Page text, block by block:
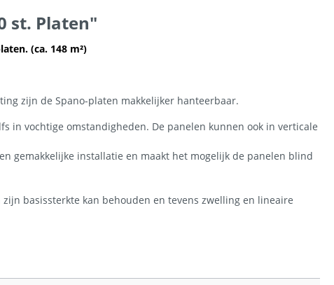
st. Platen"
(ca. 148 m²)
zijn de Spano-platen makkelijker hanteerbaar.
in vochtige omstandigheden. De panelen kunnen ook in verticale
gemakkelijke installatie en maakt het mogelijk de panelen blind
basissterkte kan behouden en tevens zwelling en lineaire